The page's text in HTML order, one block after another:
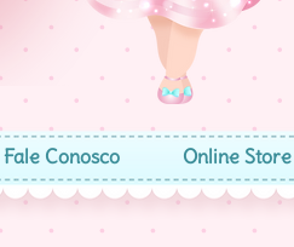
Fale Conosco Online Store